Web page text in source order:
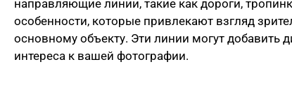
направляющие линии, такие как дороги,
особенности, которые привлекают взгляд
основному объекту. Эти линии могут добавить
интереса к вашей фотографии.